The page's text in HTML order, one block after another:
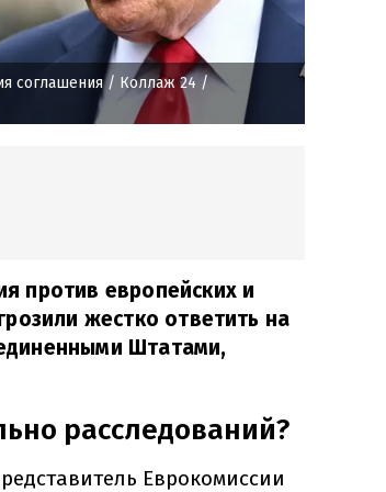
соглашения/ Коллаж 24 /
против европейских и
жестко ответить на
Штатами,
расследований?
Еврокомиссии